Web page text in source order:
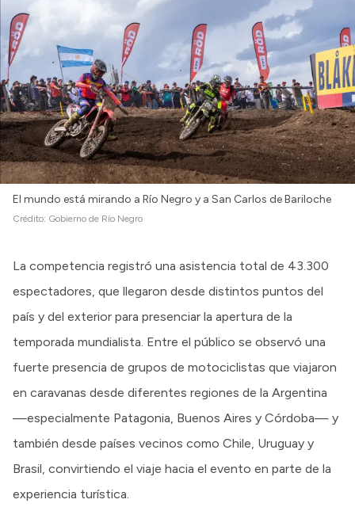
El mundo está mirando a Río Negro y a San Carlos de Bariloche
Crédito: Gobierno de Río Negro
La competencia registró una asistencia total de 43.300
espectadores, que llegaron desde distintos puntos del
país y del exterior para presenciar la apertura de la
temporada mundialista. Entre el público se observó una
fuerte presencia de grupos de motociclistas que viajaron
en caravanas desde diferentes regiones de la Argentina
—especialmente Patagonia, Buenos Aires y Córdoba— y
también desde países vecinos como Chile, Uruguay y
Brasil, convirtiendo el viaje hacia el evento en parte de la
experiencia turística.